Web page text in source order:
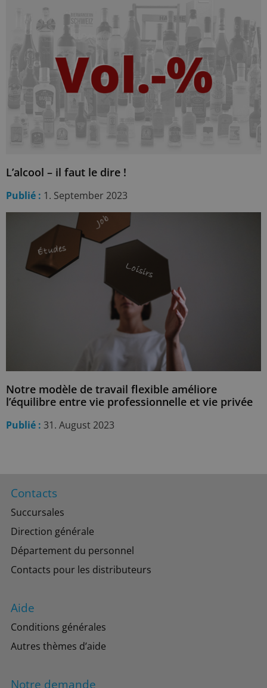
L’alcool – il faut le dire !
Publié : 1. September 2023
Notre modèle de travail flexible améliore
l’équilibre entre vie professionnelle et vie privée
Publié : 31. August 2023
Contacts
Succursales
Direction générale
Département du personnel
Contacts pour les distributeurs
Aide
Conditions générales
Autres thèmes d’aide
Notre demande